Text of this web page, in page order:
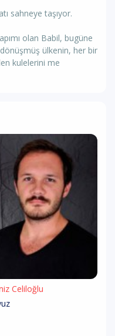
sahneye taşıyor.
olan Babil, bugüne
ülkenin, her bir
kulelerini me
Celiloğlu